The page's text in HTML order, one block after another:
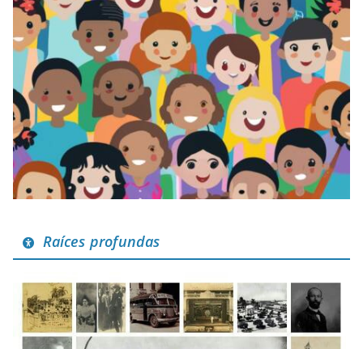
Raíces profundas